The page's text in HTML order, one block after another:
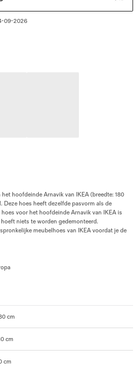
09-2026
hoofdeinde Arnavik van IKEA (breedte: 180
Deze hoes heeft dezelfde pasvorm als de
voor het hoofdeinde Arnavik van IKEA is
niets te worden gedemonteerd.
meubelhoes van IKEA voordat je de
cm
cm
cm